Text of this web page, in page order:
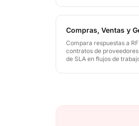
seguridad son críticas en
sanitaria.
Compras, Ventas y
Compara respuestas a
contratos de
de SLA en flujos de
comerciales críticos y